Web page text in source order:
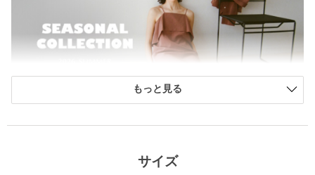
もっと見る
サイズ